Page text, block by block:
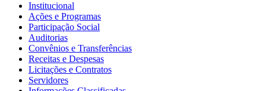
Institucional
Ações e Programas
Participação Social
Auditorias
Convênios e Transferências
Receitas e Despesas
Licitações e Contratos
Servidores